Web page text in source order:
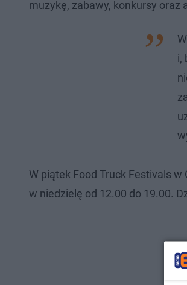
muzykę, zabawy, konkursy oraz
i,
W piątek Food Truck Festivals
w niedzielę od 12.00 do 19.00.